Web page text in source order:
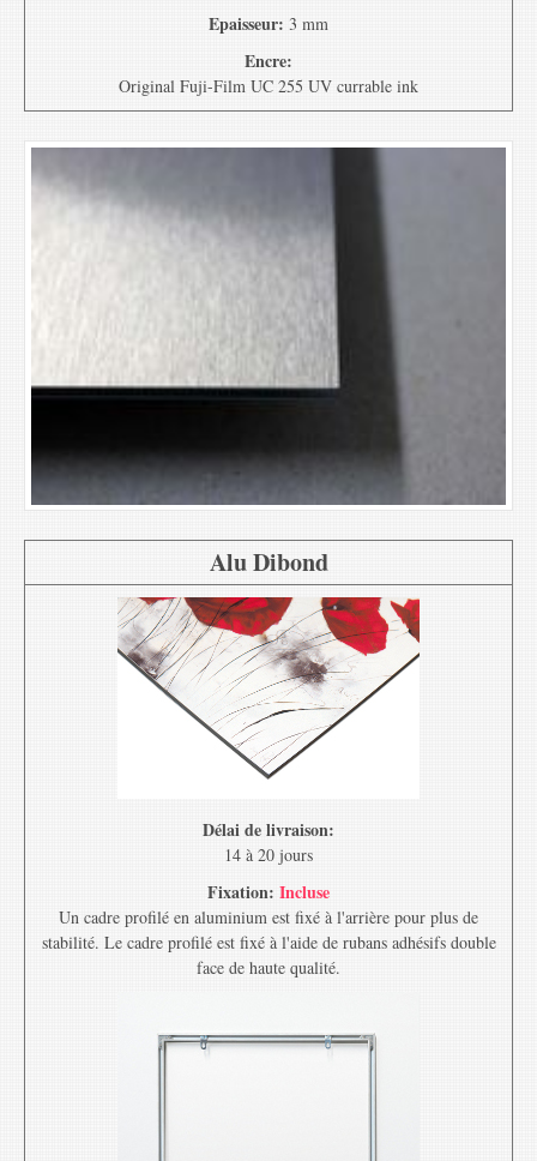
Epaisseur: 3 mm
Encre:
Original Fuji-Film UC 255 UV currable ink
Alu Dibond
Délai de livraison:
14 à 20 jours
Fixation: Incluse
Un cadre profilé en aluminium est fixé à l'arrière pour plus de
stabilité. Le cadre profilé est fixé à l'aide de rubans adhésifs double
face de haute qualité.